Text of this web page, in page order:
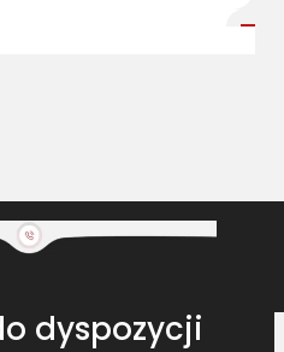
dyspozycji